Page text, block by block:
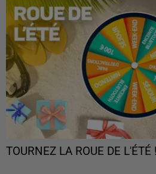
TOURNEZ LA ROUE DE L'ÉTÉ !